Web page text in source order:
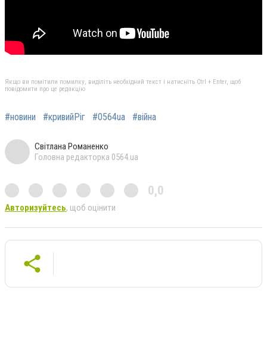
Якщо ви помітили помилку, виділіть необхідний текст і натисніть Ctrl + Enter, щоб
повідомити про це редакцію
#новини #кривийРіг #0564ua #війна
Світлана Романенко
Головна редакторка 0564.ua
0,0
Авторизуйтесь, щоб оцінити